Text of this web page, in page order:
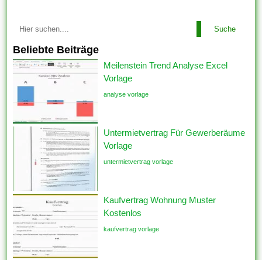
Suche
Beliebte Beiträge
Meilenstein Trend Analyse Excel
Vorlage
analyse vorlage
Untermietvertrag Für Gewerberäume
Vorlage
untermietvertrag vorlage
Kaufvertrag Wohnung Muster
Kostenlos
kaufvertrag vorlage